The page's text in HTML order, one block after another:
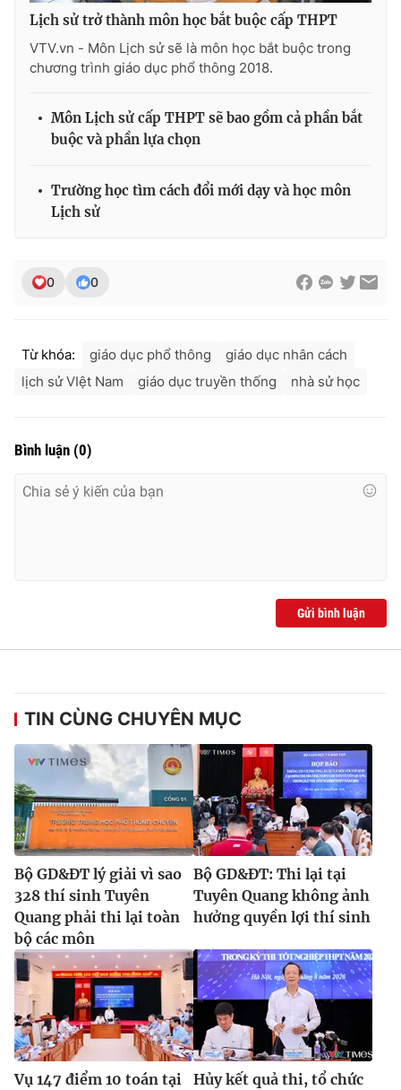
Ðiện thoại Thời báo VTV:
024.66 897 897
Liên hệ quảng cáo:024-7300.7108
thông tin từ website này.
Lịch sử trở thành môn học bắt buộc cấp THPT
VTV.vn - Môn Lịch sử sẽ là môn học bắt buộc trong
chương trình giáo dục phổ thông 2018.
Môn Lịch sử cấp THPT sẽ bao gồm cả phần bắt
buộc và phần lựa chọn
Trường học tìm cách đổi mới dạy và học môn
Lịch sử
0 0
Từ khóa: giáo dục phổ thông
giáo dục nhân cách
lịch sử VIệt Nam
giáo dục truyền thống nhà sử học
Bình luận (0)
Gửi bình luận
TIN CÙNG CHUYÊN MỤC
Bộ GD&ĐT lý giải vì sao
328 thí sinh Tuyên
Quang phải thi lại toàn
bộ các môn
Bộ GD&ĐT: Thi lại tại
Tuyên Quang không ảnh
hưởng quyền lợi thí sinh
Vụ 147 điểm 10 toán tại
Hủy kết quả thi, tổ chức